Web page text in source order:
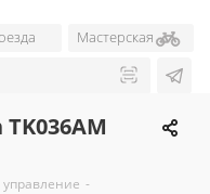
Мастерская
управление -